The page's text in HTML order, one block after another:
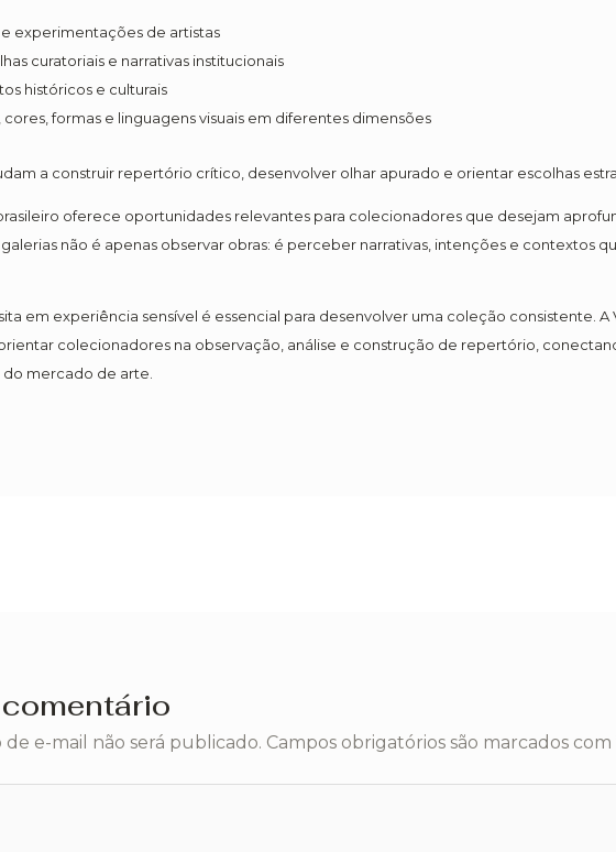
experimentações de artistas
curatoriais e narrativas institucionais
históricos e culturais
formas e linguagens visuais em diferentes dimensões
a construir repertório crítico, desenvolver olhar apurado e orientar escolhas
oferece oportunidades relevantes para colecionadores que desejam
galerias não é apenas observar obras: é perceber narrativas, intenções e contextos
em experiência sensível é essencial para desenvolver uma coleção consistente.
colecionadores na observação, análise e construção de repertório,
mercado de arte.
e-mail não será publicado. Campos obrigatórios são marcados com